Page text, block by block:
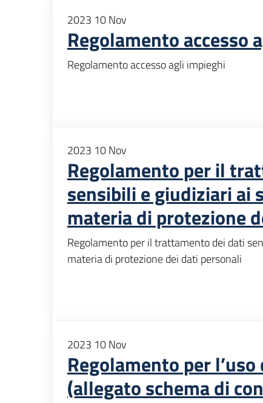
2023 10Nov
Regolamento accesso
Regolamento accesso agli impieghi
2023 10Nov
Regolamento per il
sensibili e giudiziari ai
materia di protezione
Regolamento per il trattamento dei dati
materia di protezione dei dati personali
2023 10Nov
Regolamento per
(allegato schema di